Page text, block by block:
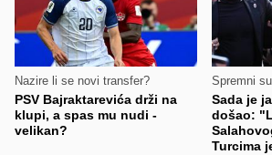
Nazire li se novi transfer?
PSV Bajraktarevića drži na
klupi, a spas mu nudi -
velikan?
Spremni
Sada je
došao:
Turcima